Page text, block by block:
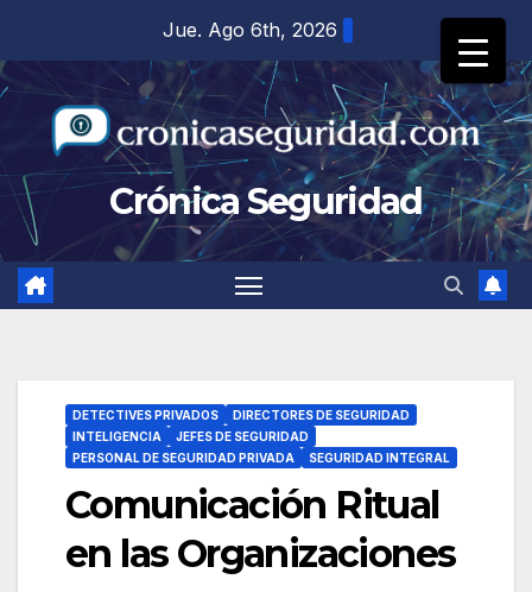
contenido
Jue. Ago 6th, 2026
Crónica Seguridad
DETECTIVES PRIVADOS
DIRECTORES DE SEGURIDAD
INTELIGENCIA
JEFES DE SEGURIDAD
PERSONAL DE SEGURIDAD PRIVADA
SEGURIDAD INTEGRAL
Comunicación Ritual
en las Organizaciones